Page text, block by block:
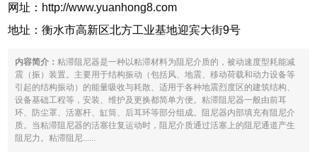
网址： http://www.yuanhong8.com
地址：衡水市高新区北方工业基地迎宾大街9号
内容简介： 粘滞阻尼器是一种以粘滞材料为阻尼介质的，被动速度型耗能减
震（振）装置。主要用于结构振动（包括风、地震、移动荷载和动力设备等
引起的结构振动）的能量吸收与耗散、适用于各种地震烈度区的建筑结构、
设备基础工程等，安装、维护及更换都简单方便。粘滞阻尼器一般由前耳
环、防尘罩、活塞杆、缸筒、后耳环等部分组成。阻尼器内部填充有阻尼介
质。当粘滞阻尼器的活塞往复运动时，阻尼介质通过活塞上的阻尼通道产生
阻尼力。粘滞阻尼......